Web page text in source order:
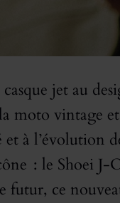
jet au
moto vintage
à l’évolution
: le Shoei J-
futur, ce